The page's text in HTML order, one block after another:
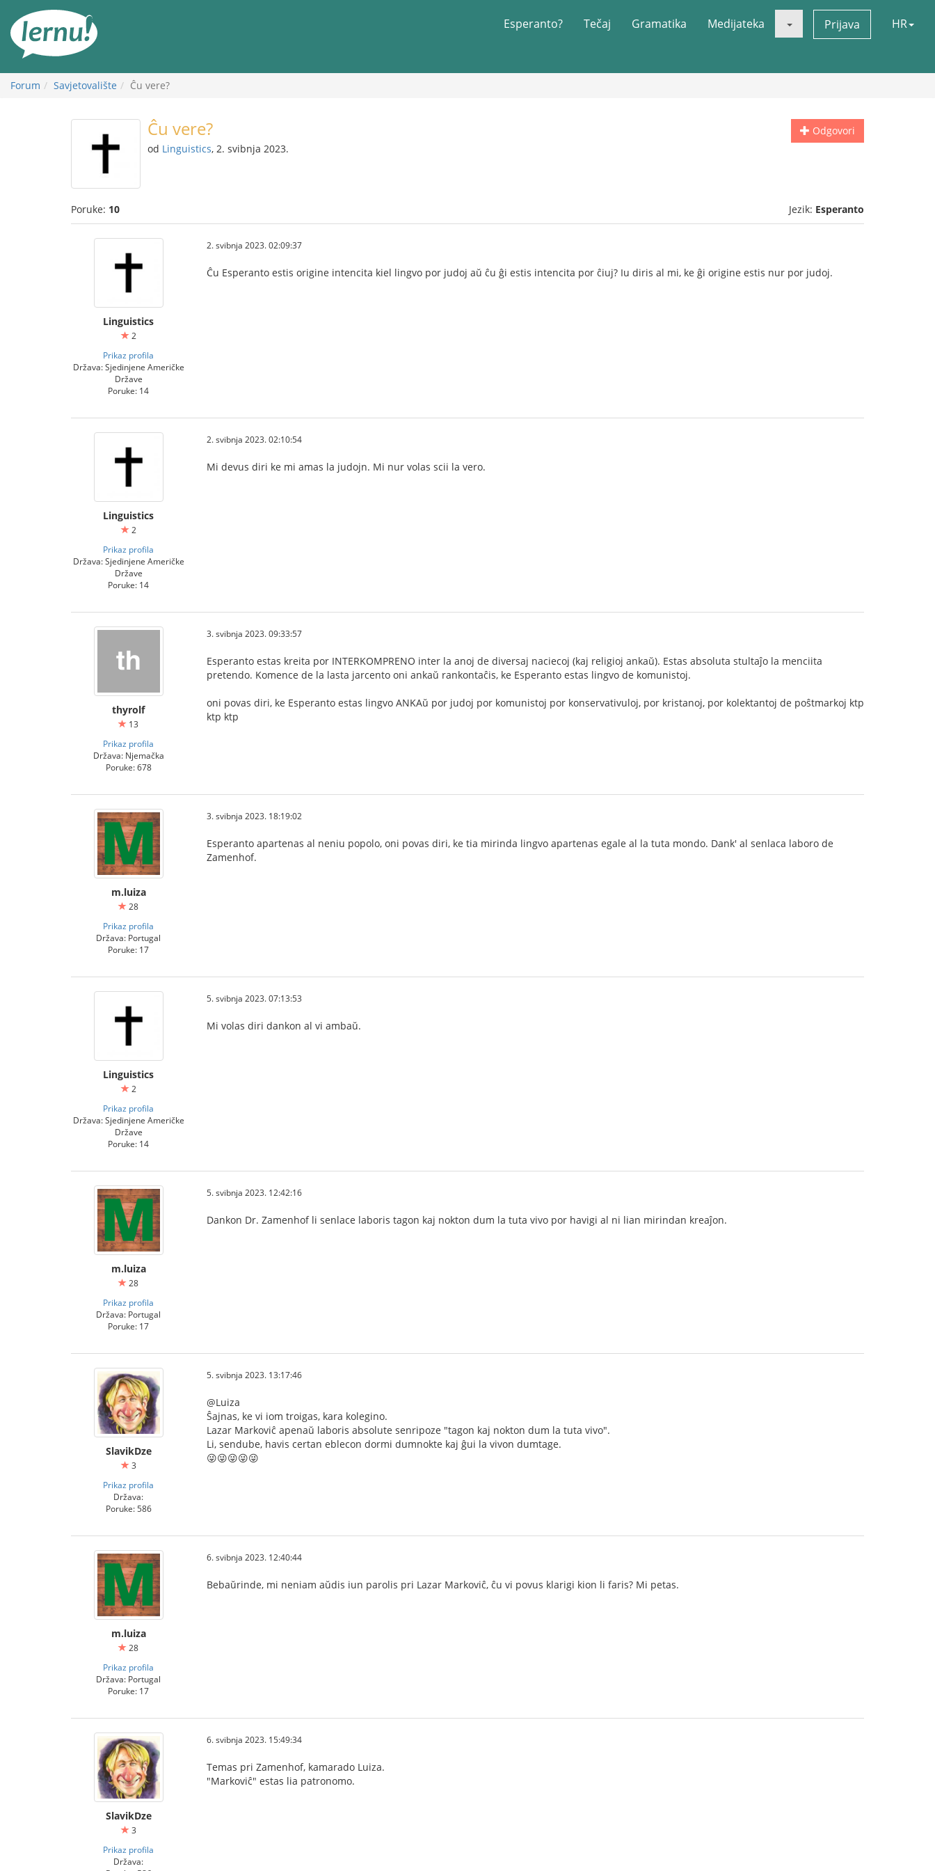
Esperanto? Tečaj Gramatika Medijateka Prijava HR
Forum Savjetovalište Ĉu vere?
Odgovori
Ĉu vere?
od Linguistics, 2. svibnja 2023.
Poruke: 10 Jezik: Esperanto
Linguistics
2
Prikaz profila
Država: Sjedinjene Američke
Države
Poruke: 14
2. svibnja 2023. 02:09:37
Ĉu Esperanto estis origine intencita kiel lingvo por judoj aŭ ĉu ĝi estis intencita por ĉiuj? Iu diris al mi, ke ĝi origine estis nur por judoj.
Linguistics
2
Prikaz profila
Država: Sjedinjene Američke
Države
Poruke: 14
2. svibnja 2023. 02:10:54
Mi devus diri ke mi amas la judojn. Mi nur volas scii la vero.
thyrolf
13
Prikaz profila
Država: Njemačka
Poruke: 678
3. svibnja 2023. 09:33:57
Esperanto estas kreita por INTERKOMPRENO inter la anoj de diversaj naciecoj (kaj religioj ankaŭ). Estas absoluta stultaĵo la menciita
pretendo. Komence de la lasta jarcento oni ankaŭ rankontaĉis, ke Esperanto estas lingvo de komunistoj.
oni povas diri, ke Esperanto estas lingvo ANKAŭ por judoj por komunistoj por konservativuloj, por kristanoj, por kolektantoj de poŝtmarkoj ktp
ktp ktp
m.luiza
28
Prikaz profila
Država: Portugal
Poruke: 17
3. svibnja 2023. 18:19:02
Esperanto apartenas al neniu popolo, oni povas diri, ke tia mirinda lingvo apartenas egale al la tuta mondo. Dank' al senlaca laboro de
Zamenhof.
Linguistics
2
Prikaz profila
Država: Sjedinjene Američke
Države
Poruke: 14
5. svibnja 2023. 07:13:53
Mi volas diri dankon al vi ambaŭ.
m.luiza
28
Prikaz profila
Država: Portugal
Poruke: 17
5. svibnja 2023. 12:42:16
Dankon Dr. Zamenhof li senlace laboris tagon kaj nokton dum la tuta vivo por havigi al ni lian mirindan kreaĵon.
SlavikDze
3
Prikaz profila
Država:
Poruke: 586
5. svibnja 2023. 13:17:46
@Luiza
Ŝajnas, ke vi iom troigas, kara kolegino.
Lazar Markoviĉ apenaŭ laboris absolute senripoze "tagon kaj nokton dum la tuta vivo".
Li, sendube, havis certan eblecon dormi dumnokte kaj ĝui la vivon dumtage.
😜😜😜😜😜
m.luiza
28
Prikaz profila
Država: Portugal
Poruke: 17
6. svibnja 2023. 12:40:44
Bebaŭrinde, mi neniam aŭdis iun parolis pri Lazar Markoviĉ, ĉu vi povus klarigi kion li faris? Mi petas.
SlavikDze
3
Prikaz profila
Država:
6. svibnja 2023. 15:49:34
Temas pri Zamenhof, kamarado Luiza.
"Markoviĉ" estas lia patronomo.